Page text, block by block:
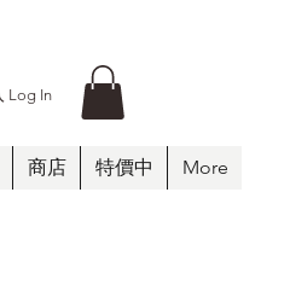
登入 Log In
商店 特價中 More